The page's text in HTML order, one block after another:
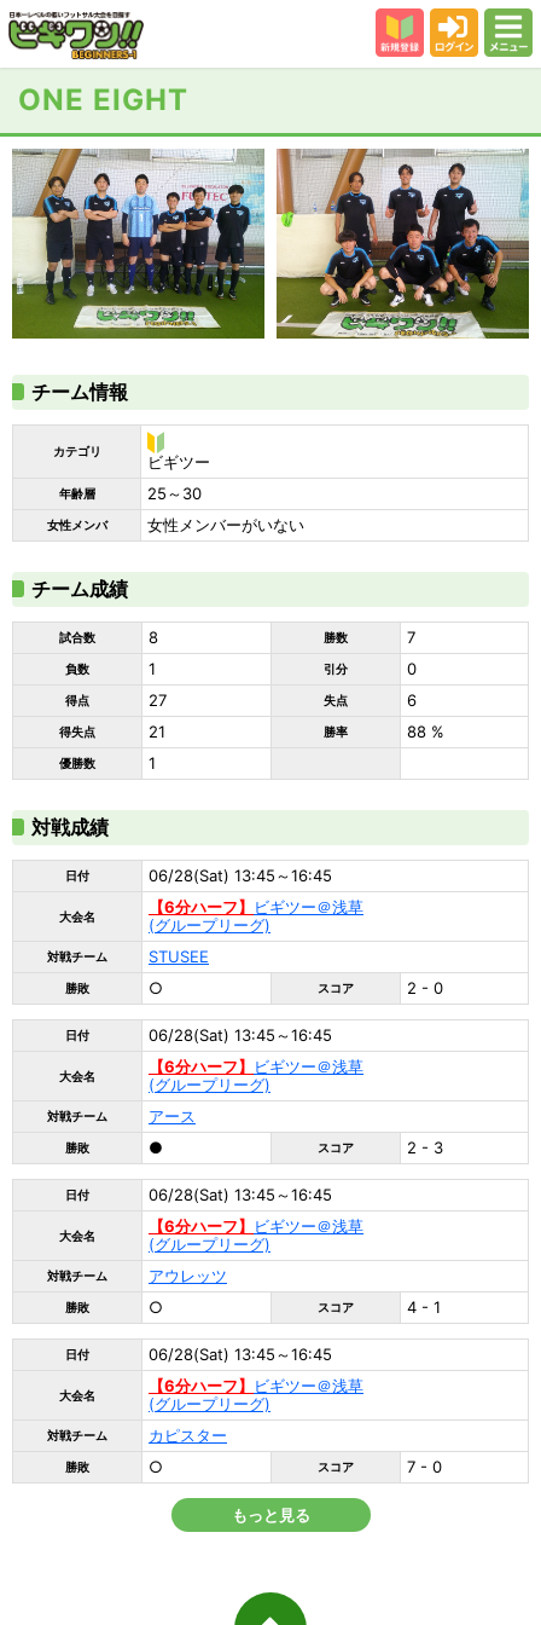
カテゴリー
会場
大会結果
スタッフ紹介
よくある質問
参加者の声
ONE EIGHT
チーム情報
カテゴリ
ビ
ギ
ツ
ー
ビギツー
年齢層 25～30
女性メンバ 女性メンバーがいない
チーム成績
試合数 8 勝数 7
負数 1 引分 0
得点 27 失点 6
得失点 21 勝率 88 %
優勝数 1
対戦成績
日付 06/28(Sat) 13:45～16:45
大会名 【6分ハーフ】
ビギツー＠浅草
(グループリーグ)
対戦チーム STUSEE
勝敗 ○ スコア 2 - 0
日付 06/28(Sat) 13:45～16:45
大会名 【6分ハーフ】
ビギツー＠浅草
(グループリーグ)
対戦チーム アース
勝敗 ● スコア 2 - 3
日付 06/28(Sat) 13:45～16:45
大会名 【6分ハーフ】
ビギツー＠浅草
(グループリーグ)
対戦チーム アウレッツ
勝敗 ○ スコア 4 - 1
日付 06/28(Sat) 13:45～16:45
大会名 【6分ハーフ】
ビギツー＠浅草
(グループリーグ)
対戦チーム カピスター
勝敗 ○ スコア 7 - 0
もっと見る